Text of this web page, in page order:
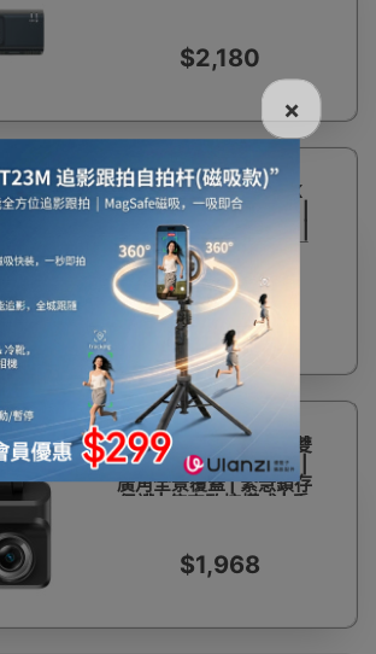
$2,180
Hikvision C8PRO 4K
前後雙鏡頭行車紀錄儀 |
智能手機App下載影片 |
香港行貨 | 二年保養 | 包
安裝
$1,900
DDPAI Z50 PRO 前後雙
鏡頭行車紀錄儀 - 黑色 |
廣角全景覆蓋 | 緊急鎖存
保護 | 停車監控模式 | 香
$1,968
×